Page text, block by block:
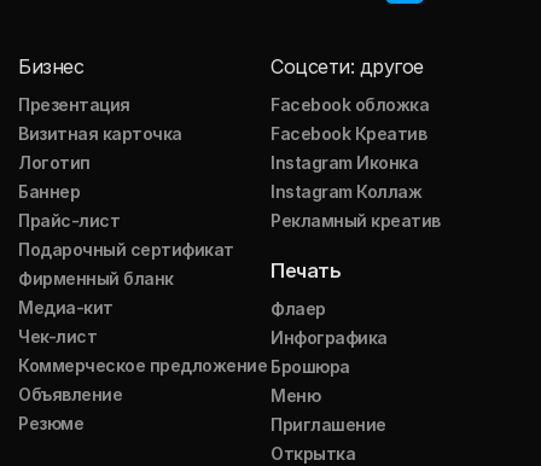
Бизнес
Презентация
Визитная карточка
Логотип
Баннер
Прайс-лист
Подарочный сертификат
Фирменный бланк
Медиа-кит
Чек-лист
Коммерческое предложение
Объявление
Резюме
Соцсети: другое
Facebook обложка
Facebook Креатив
Instagram Иконка
Instagram Коллаж
Рекламный креатив
Печать
Флаер
Инфографика
Брошюра
Меню
Приглашение
Открытка